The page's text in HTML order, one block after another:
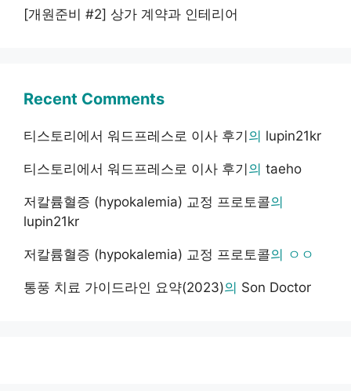
[개원준비 #2] 상가 계약과 인테리어
Recent Comments
티스토리에서 워드프레스로 이사 후기 의 lupin21kr
티스토리에서 워드프레스로 이사 후기 의 taeho
저칼륨혈증 (hypokalemia) 교정 프로토콜의
lupin21kr
저칼륨혈증 (hypokalemia) 교정 프로토콜의 ㅇㅇ
통풍 치료 가이드라인 요약(2023)의 Son Doctor